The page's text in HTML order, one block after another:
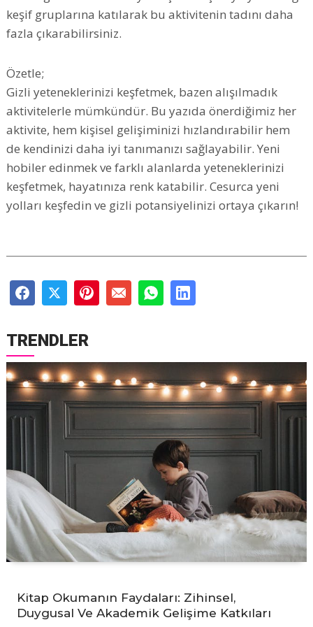
keşif gruplarına katılarak bu aktivitenin tadını daha
fazla çıkarabilirsiniz.
Özetle;
Gizli yeteneklerinizi keşfetmek, bazen alışılmadık
aktivitelerle mümkündür. Bu yazıda önerdiğimiz her
aktivite, hem kişisel gelişiminizi hızlandırabilir hem
de kendinizi daha iyi tanımanızı sağlayabilir. Yeni
hobiler edinmek ve farklı alanlarda yeteneklerinizi
keşfetmek, hayatınıza renk katabilir. Cesurca yeni
yolları keşfedin ve gizli potansiyelinizi ortaya çıkarın!
TRENDLER
Kitap Okumanın Faydaları: Zihinsel,
Duygusal Ve Akademik Gelişime Katkıları